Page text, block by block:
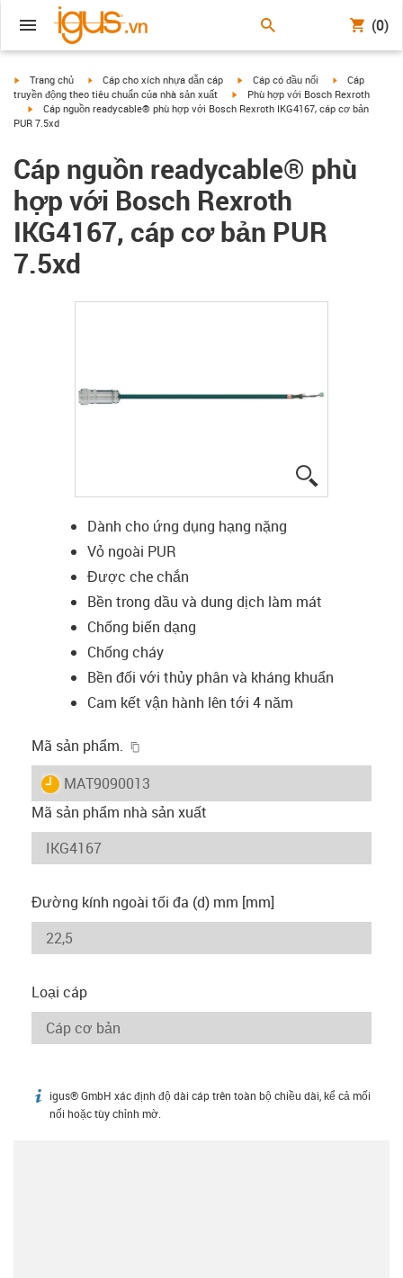
(0)
igus-icon-arrow-right
Trang chủ igus-icon-arrow-right
Cáp cho xích nhựa dẫn cáp igus-icon-arrow-right
Cáp có đầu nối igus-icon-
Cáp
truyền động theo tiêu chuẩn của nhà sản xuất
igus-icon-arrow-right
Phù hợp với Bosch Rexroth
igus-icon-arrow-right
Cáp nguồn readycable® phù hợp với Bosch Rexroth IKG4167, cáp cơ bản
PUR 7.5xd
Cáp nguồn readycable® phù
hợp với Bosch Rexroth
IKG4167, cáp cơ bản PUR
7.5xd
Dành cho ứng dụng hạng nặng
Vỏ ngoài PUR
Được che chắn
Bền trong dầu và dung dịch làm mát
Chống biến dạng
Chống cháy
Bền đối với thủy phân và kháng khuẩn
Cam kết vận hành lên tới 4 năm
Mã sản phẩm.
igus-icon-lieferzeit
MAT9090013
Mã sản phẩm nhà sản xuất
Đường kính ngoài tối đa (d) mm [mm]
Loại cáp
igus-icon-info
igus® GmbH xác định độ dài cáp trên toàn bộ chiều dài, kể cả mối
nối hoặc tùy chỉnh mờ.